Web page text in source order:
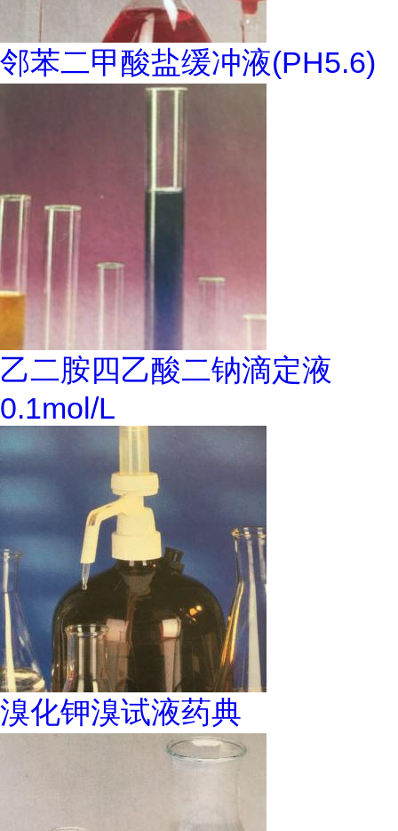
邻苯二甲酸盐缓冲液(PH5.6)
乙二胺四乙酸二钠滴定液
0.1mol/L
溴化钾溴试液药典